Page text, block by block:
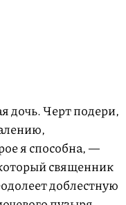
дочь. Черт подери,
я способна, —
священник
доблестную